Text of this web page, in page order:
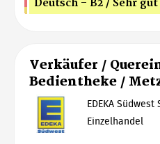
Deutsch - B2 / Sehr gut
Verkäufer /
Bedientheke /
EDEKA
Einzelhandel